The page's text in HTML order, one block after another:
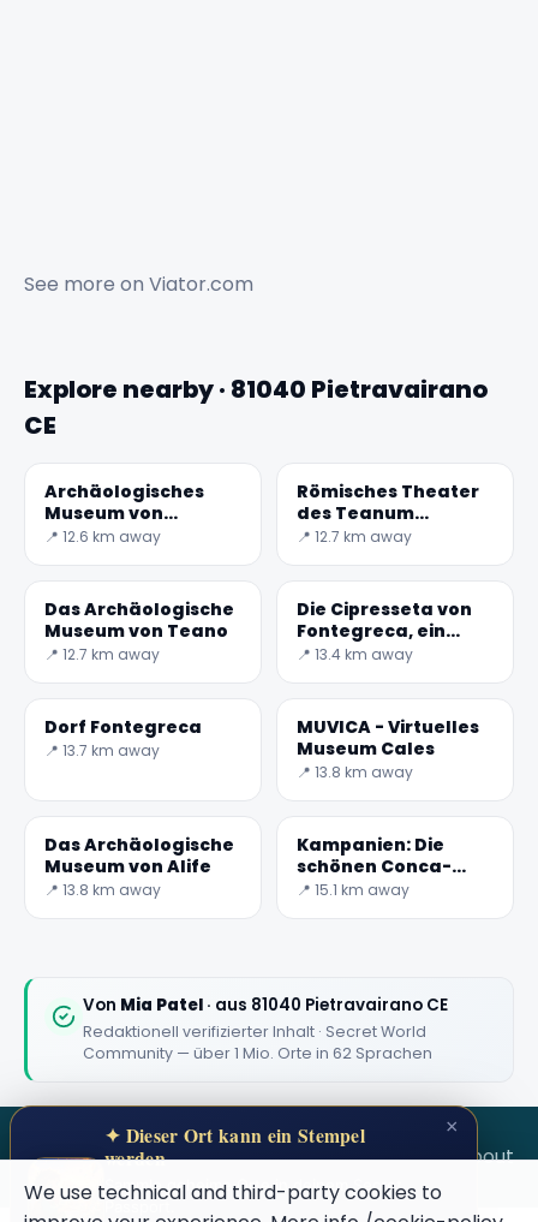
See more on Viator.com
Explore nearby · 81040 Pietravairano
CE
Archäologisches
Museum von
Teanum Sidicinum
📍 12.6 km away
Römisches Theater
des Teanum
Sidicinum
📍 12.7 km away
Das Archäologische
Museum von Teano
📍 12.7 km away
Die Cipresseta von
Fontegreca, ein
verwunschener Ort
📍 13.4 km away
Dorf Fontegreca
📍 13.7 km away
MUVICA - Virtuelles
Museum Cales
📍 13.8 km away
Das Archäologische
Museum von Alife
📍 13.8 km away
Kampanien: Die
schönen Conca-
Wasserfälle
📍 15.1 km away
Von Mia Patel · aus 81040 Pietravairano CE
Redaktionell verifizierter Inhalt · Secret World
Community — über 1 Mio. Orte in 62 Sprachen
SECRET WORLD TermsPrivacyAbout
We use technical and third-party cookies to
×
✦ Dieser Ort kann ein Stempel
werden
Sammle geheime Orte in deinem Secret